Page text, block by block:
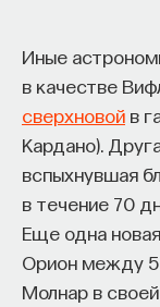
Иные
в качестве
сверхновой в
Кардано).
вспыхнувшая
в течение 70
Еще одна
Орион между 5
Молнар в
издатель, сооснователь Редакционно-